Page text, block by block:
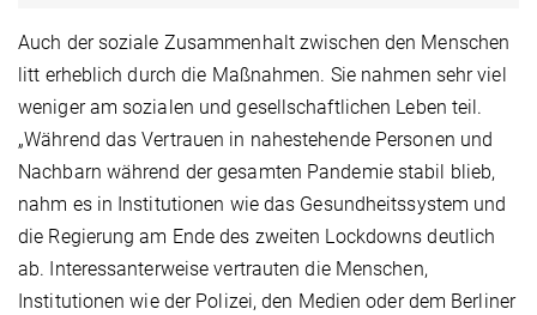
Auch der soziale Zusammenhalt zwischen den Menschen
litt erheblich durch die Maßnahmen. Sie nahmen sehr viel
weniger am sozialen und gesellschaftlichen Leben teil.
„Während das Vertrauen in nahestehende Personen und
Nachbarn während der gesamten Pandemie stabil blieb,
nahm es in Institutionen wie das Gesundheitssystem und
die Regierung am Ende des zweiten Lockdowns deutlich
ab. Interessanterweise vertrauten die Menschen,
Institutionen wie der Polizei, den Medien oder dem Berliner